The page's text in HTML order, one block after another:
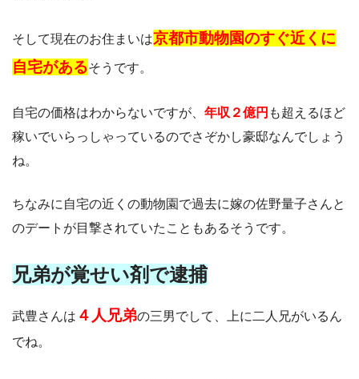
そして現在のお住まいは京都市動物園のすぐ近くに
自宅があるそうです。
自宅の価格はわからないですが、 年収２億円 も超えるほど
稼いでいらっしゃっているのでさぞかし豪邸なんでしょう
ね。
ちなみに自宅の近くの動物園で過去に嫁の佐野量子さんと
のデートが目撃されていたこともあるそうです。
兄弟が覚せい剤で逮捕
武豊さんは ４人兄弟の三男でして、上に二人兄がいるん
でね。